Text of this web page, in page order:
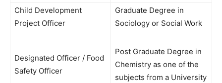
Child Development
Project Officer
Graduate Degree in
Sociology or Social Work
Designated Officer / Food
Safety Officer
Post Graduate Degree in
Chemistry as one of the
subjects from a University